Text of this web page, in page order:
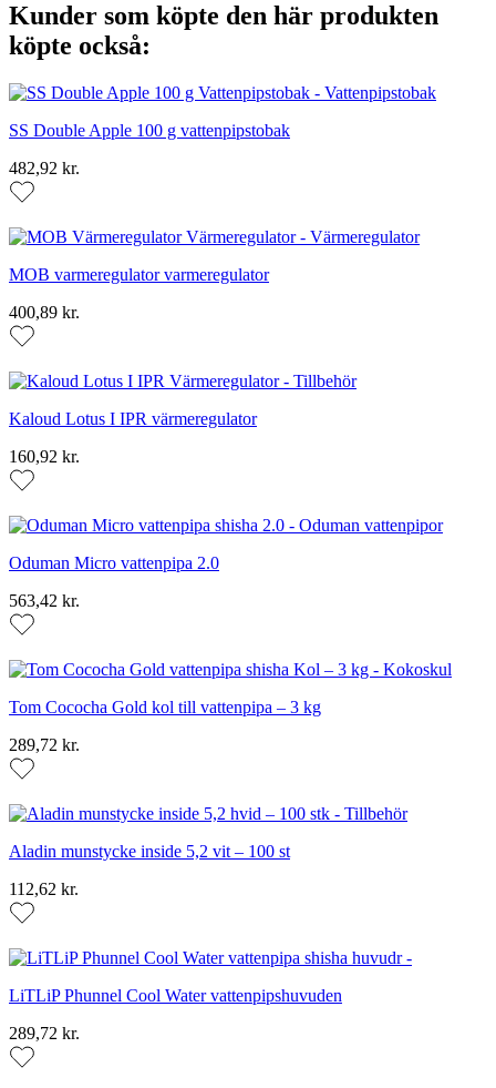
Kunder som köpte den här produkten
köpte också:
SS Double Apple 100 g vattenpipstobak
482,92 kr.
MOB varmeregulator varmeregulator
400,89 kr.
Kaloud Lotus I IPR värmeregulator
160,92 kr.
Oduman Micro vattenpipa 2.0
563,42 kr.
Tom Cococha Gold kol till vattenpipa – 3 kg
289,72 kr.
Aladin munstycke inside 5,2 vit – 100 st
112,62 kr.
LiTLiP Phunnel Cool Water vattenpipshuvuden
289,72 kr.